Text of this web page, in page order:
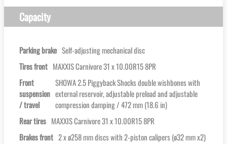
Capacity
Parking brake Self-adjusting mechanical disc
Tires front MAXXIS Carnivore 31 x 10.00R15 8PR
Front
suspension
/ travel
SHOWA 2.5 Piggyback Shocks double wishbones with
external reservoir, adjustable preload and adjustable
compression damping / 472 mm (18.6 in)
Rear tires MAXXIS Carnivore 31 x 10.00R15 8PR
Brakes front 2 x ø258 mm discs with 2-piston calipers (ø32 mm x2)